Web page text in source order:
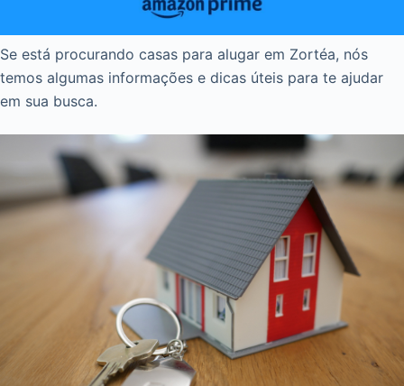
Se está procurando casas para alugar em Zortéa, nós
temos algumas informações e dicas úteis para te ajudar
em sua busca.